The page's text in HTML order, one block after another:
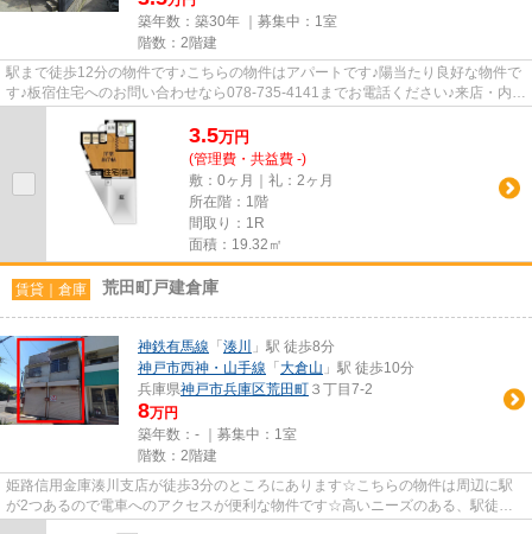
築年数：築30年 ｜募集中： 1室
階数：2階建
駅まで徒歩12分の物件です♪こちらの物件はアパートです♪陽当たり良好な物件で
す♪板宿住宅へのお問い合わせなら078-735-4141までお電話ください♪来店・内覧
3.5万円
(管理費・共益費 -)
敷：0ヶ月｜礼：2ヶ月
所在階：1階
間取り：1R
面積：19.32㎡
賃貸｜倉庫 荒田町戸建倉庫
神鉄有馬線 「 湊川
」駅 徒歩8分
神戸市西神・山手線 「 大倉山 」駅 徒歩10分
兵庫県神戸市兵庫区荒田町 ３丁目7-2
8万円
築年数：- ｜募集中： 1室
階数：2階建
姫路信用金庫湊川支店が徒歩3分のところにあります☆こちらの物件は周辺に駅
が2つあるので電車へのアクセスが便利な物件です☆高いニーズのある、駅徒歩8